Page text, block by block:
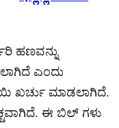
ಹಣವನ್ನು
ಎಂದು
ಖರ್ಚು ಮಾಡಲಾಗಿದೆ.
ಈ ಬಿಲ್ ಗಳು